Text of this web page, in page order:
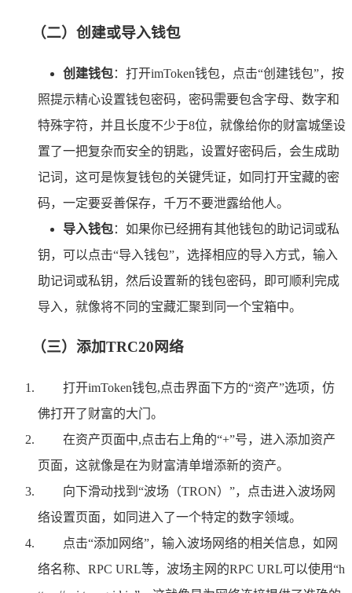
（二）创建或导入钱包
创建钱包：打开imToken钱包，点击“创建钱包”，按
照提示精心设置钱包密码，密码需要包含字母、数字和
特殊字符，并且长度不少于8位，就像给你的财富城堡设
置了一把复杂而安全的钥匙，设置好密码后，会生成助
记词，这可是恢复钱包的关键凭证，如同打开宝藏的密
码，一定要妥善保存，千万不要泄露给他人。
导入钱包：如果你已经拥有其他钱包的助记词或私
钥，可以点击“导入钱包”，选择相应的导入方式，输入
助记词或私钥，然后设置新的钱包密码，即可顺利完成
导入，就像将不同的宝藏汇聚到同一个宝箱中。
（三）添加TRC20网络
打开imToken钱包,点击界面下方的“资产”选项，仿
佛打开了财富的大门。
在资产页面中,点击右上角的“+”号，进入添加资产
页面，这就像是在为财富清单增添新的资产。
向下滑动找到“波场（TRON）”，点击进入波场网
络设置页面，如同进入了一个特定的数字领域。
点击“添加网络”，输入波场网络的相关信息，如网
络名称、RPC URL等，波场主网的RPC URL可以使用“h